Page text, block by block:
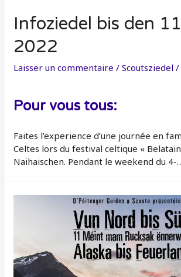
Infoziedel bis den
2022
Laisser un commentaire /Scoutsziedel /
Pour vous tous:
Faites l’experience d’une journée en
Celtes lors du festival celtique «
Naihaischen. Pendant le weekend du 4-